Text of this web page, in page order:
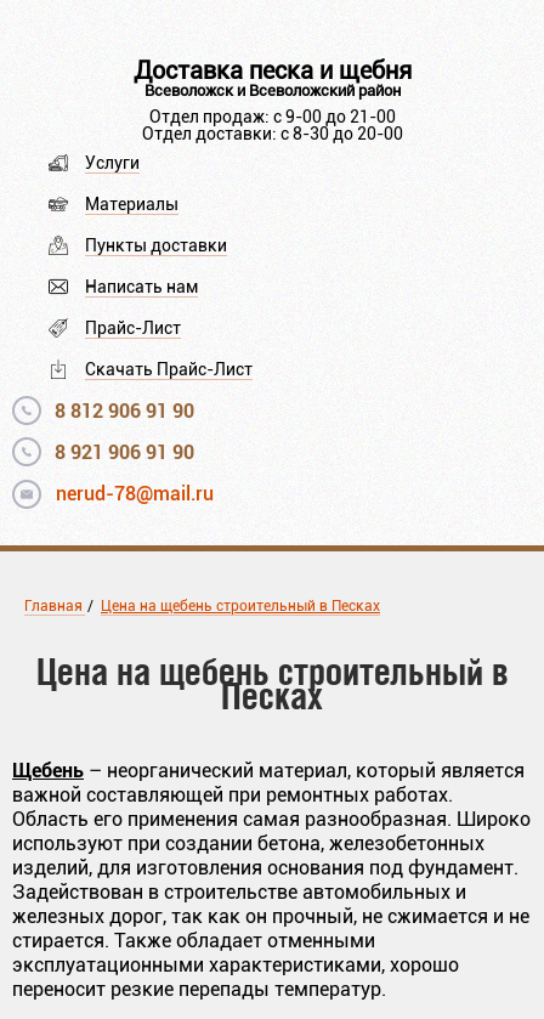
Доставка песка и щебня
Всеволожск и Всеволожский район
Отдел продаж: с 9-00 до 21-00
Отдел доставки: с 8-30 до 20-00
Услуги
Материалы
Пункты доставки
Написать нам
Прайс-Лист
Скачать Прайс-Лист
8 812 906 91 90
8 921 906 91 90
nerud-78@mail.ru
Главная / Цена на щебень строительный в Песках
Цена на щебень строительный в
Песках
Щебень – неорганический материал, который является
важной составляющей при ремонтных работах.
Область его применения самая разнообразная. Широко
используют при создании бетона, железобетонных
изделий, для изготовления основания под фундамент.
Задействован в строительстве автомобильных и
железных дорог, так как он прочный, не сжимается и не
стирается. Также обладает отменными
эксплуатационными характеристиками, хорошо
переносит резкие перепады температур.